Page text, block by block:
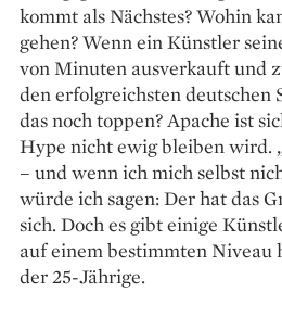
kommt als Nächstes? Wohin
gehen? Wenn ein Künstler
von Minuten ausverkauft und
den erfolgreichsten deutschen
das noch toppen? Apache ist
Hype nicht ewig bleiben wird.
– und wenn ich mich selbst
würde ich sagen: Der hat das
sich. Doch es gibt einige
auf einem bestimmten Niveau
der 25-Jährige.